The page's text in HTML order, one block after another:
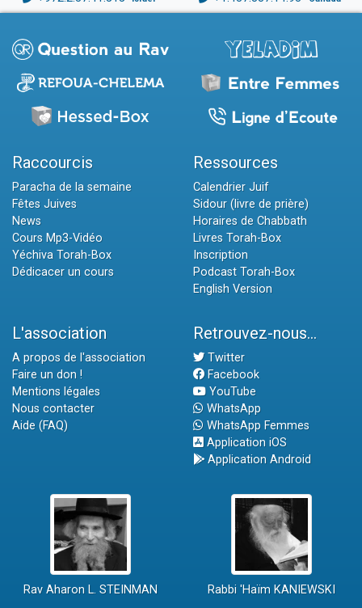
Raccourcis
Paracha de la semaine
Fêtes Juives
News
Cours Mp3-Vidéo
Yéchiva Torah-Box
Dédicacer un cours
Ressources
Calendrier Juif
Sidour (livre de prière)
Horaires de Chabbath
Livres Torah-Box
Inscription
Podcast Torah-Box
English Version
L'association
A propos de l'association
Faire un don !
Mentions légales
Nous contacter
Aide (FAQ)
Retrouvez-nous...
Twitter
Facebook
YouTube
WhatsApp
WhatsApp Femmes
Application iOS
Application Android
Rav Aharon L. STEINMAN Rabbi 'Haïm KANIEWSKI